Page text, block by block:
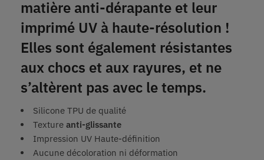
matière anti-dérapante et leur
imprimé UV à haute-résolution !
Elles sont également résistantes
aux chocs et aux rayures, et ne
s’altèrent pas avec le temps.
Silicone TPU de qualité
Texture anti-glissante
Impression UV Haute-définition
Aucune décoloration ni déformation